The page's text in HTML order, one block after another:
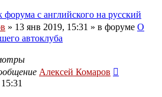
форума с английского на русский
» 13 янв 2019, 15:31 » в форуме О
автоклуба
Алексей Комаров